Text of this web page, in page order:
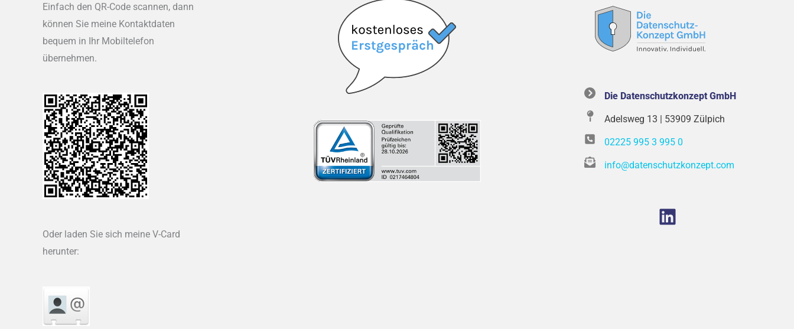
Einfach den QR-Code scannen, dann
können Sie meine Kontaktdaten
bequem in Ihr Mobiltelefon
übernehmen.
Oder laden Sie sich meine V-Card
herunter:
Die Datenschutzkonzept GmbH
Adelsweg 13 | 53909 Zülpich
02225 995 3 995 0
info@datenschutzkonzept.com
LinkedIn